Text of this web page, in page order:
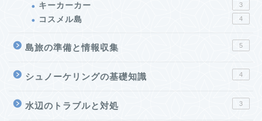
キーカーカー 3
コスメル島 4
島旅の準備と情報収集 5
シュノーケリングの基礎知識 4
水辺のトラブルと対処 3